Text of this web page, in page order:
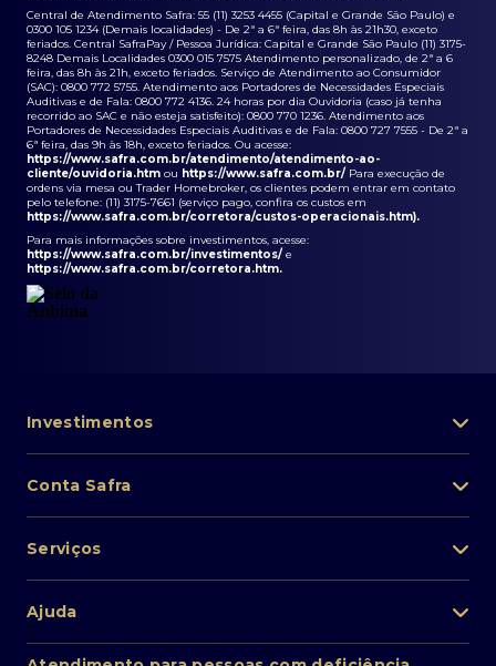
Central de Atendimento Safra: 55 (11) 3253 4455 (Capital e Grande São Paulo) e
0300 105 1234 (Demais localidades) - De 2ª a 6ª feira, das 8h às 21h30, exceto
feriados. Central SafraPay / Pessoa Jurídica: Capital e Grande São Paulo (11) 3175-
8248 Demais Localidades 0300 015 7575 Atendimento personalizado, de 2ª a 6
feira, das 8h às 21h, exceto feriados. Serviço de Atendimento ao Consumidor
(SAC): 0800 772 5755. Atendimento aos Portadores de Necessidades Especiais
Auditivas e de Fala: 0800 772 4136. 24 horas por dia Ouvidoria (caso já tenha
recorrido ao SAC e não esteja satisfeito): 0800 770 1236. Atendimento aos
Portadores de Necessidades Especiais Auditivas e de Fala: 0800 727 7555 - De 2ª a
6ª feira, das 9h às 18h, exceto feriados. Ou acesse:
https://www.safra.com.br/atendimento/atendimento-ao-
cliente/ouvidoria.htm ou https://www.safra.com.br/ Para execução de
ordens via mesa ou Trader Homebroker, os clientes podem entrar em contato
pelo telefone: (11) 3175-7661 (serviço pago, confira os custos em
https://www.safra.com.br/corretora/custos-operacionais.htm).
Para mais informações sobre investimentos, acesse:
https://www.safra.com.br/investimentos/ e
https://www.safra.com.br/corretora.htm.
Investimentos
Lista de fundos de investimento
Private Banking
Renda fixa
Conta Safra
Pessoa Física
Cartões
Empréstimos e financiamentos
Serviços
Perda/roubo de celular
Ajuda
Atendimento ao cliente